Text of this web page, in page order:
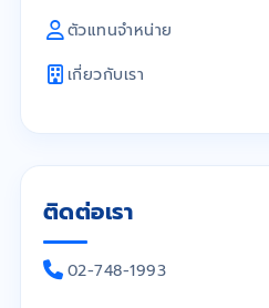
ตัวแทนจำหน่าย
เกี่ยวกับเรา
ติดต่อเรา
02-748-1993